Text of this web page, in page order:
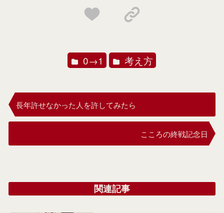
0→1 考え方
長年許せなかった人を許してみたら
こころの終戦記念日
関連記事